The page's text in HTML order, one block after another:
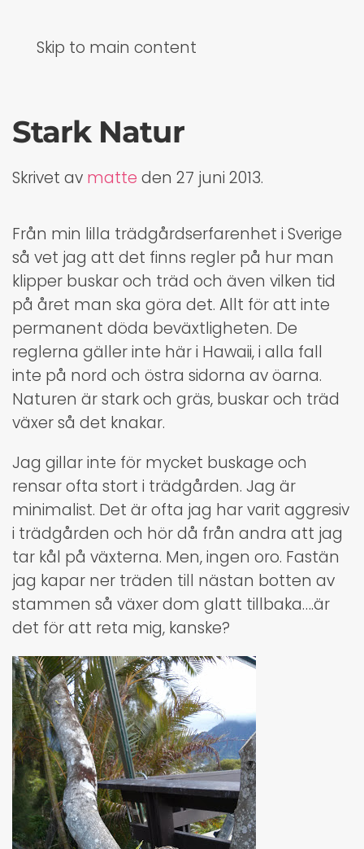
Skip to main content
Stark Natur
Skrivet av matte den 27 juni 2013.
Från min lilla trädgårdserfarenhet i Sverige
så vet jag att det finns regler på hur man
klipper buskar och träd och även vilken tid
på året man ska göra det. Allt för att inte
permanent döda beväxtligheten. De
reglerna gäller inte här i Hawaii, i alla fall
inte på nord och östra sidorna av öarna.
Naturen är stark och gräs, buskar och träd
växer så det knakar.
Jag gillar inte för mycket buskage och
rensar ofta stort i trädgården. Jag är
minimalist. Det är ofta jag har varit aggresiv
i trädgården och hör då från andra att jag
tar kål på växterna. Men, ingen oro. Fastän
jag kapar ner träden till nästan botten av
stammen så växer dom glatt tillbaka….är
det för att reta mig, kanske?